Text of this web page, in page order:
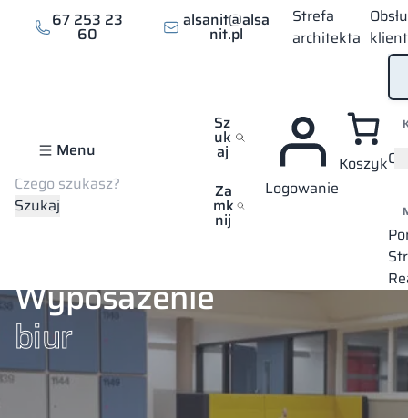
67 253 23
60
alsanit@alsa
nit.pl
Strefa
architekta
Menu
Szukaj
Szukaj
Sz
uk
aj
Za
mk
nij
Logowanie
Koszyk
Strona główna Branże
Wyposażenie
biur